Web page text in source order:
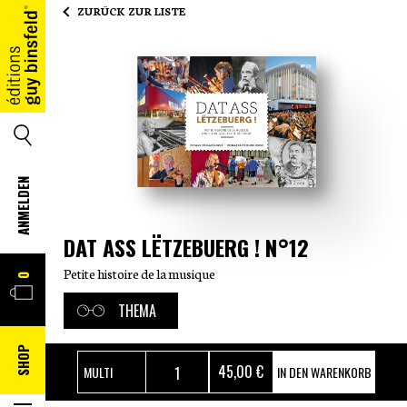
HOME
SUCHE
ANMELDEN
WARENKORB
0
SHOP
ZURÜCK ZUR LISTE
DAT ASS LËTZEBUERG ! N°12
Petite histoire de la musique
THEMA
45,00 € IN DEN WARENKORB